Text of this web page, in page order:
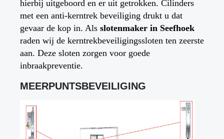
hierbij uitgeboord en er uit getrokken. Cilinders
met een anti-kerntrek beveiliging drukt u dat
gevaar de kop in. Als slotenmaker in Seefhoek
raden wij de kerntrekbeveiligingssloten ten zeerste
aan. Deze sloten zorgen voor goede
inbraakpreventie.
MEERPUNTSBEVEILIGING